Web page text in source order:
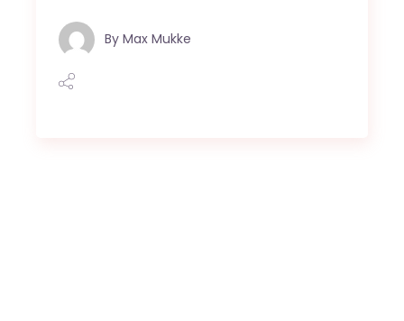
By Max Mukke